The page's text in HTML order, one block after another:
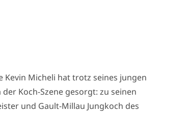
Kevin Micheli hat trotz seines jungen
Koch-Szene gesorgt: zu seinen
und Gault-Millau Jungkoch des